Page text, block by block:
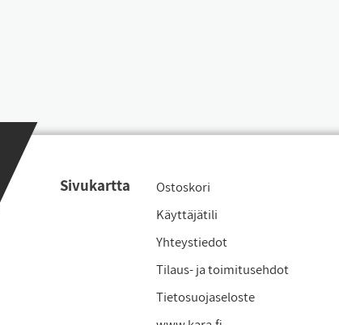
Si­vu­kart­ta
Os­tos­ko­ri
Käyt­tä­jä­ti­li
Yh­teys­tie­dot
Ti­laus- ja toi­mi­tu­seh­dot
Tie­to­suo­ja­se­los­te